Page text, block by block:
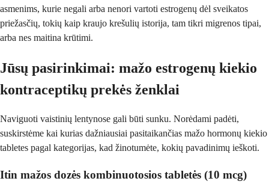
asmenims, kurie negali arba nenori vartoti estrogenų dėl sveikatos
priežasčių, tokių kaip kraujo krešulių istorija, tam tikri migrenos tipai,
arba nes maitina krūtimi.
Jūsų pasirinkimai: mažo estrogenų kiekio
kontraceptikų prekės ženklai
Naviguoti vaistinių lentynose gali būti sunku. Norėdami padėti,
suskirstėme kai kurias dažniausiai pasitaikančias mažo hormonų kiekio
tabletes pagal kategorijas, kad žinotumėte, kokių pavadinimų ieškoti.
Itin mažos dozės kombinuotosios tabletės (10 mcg)